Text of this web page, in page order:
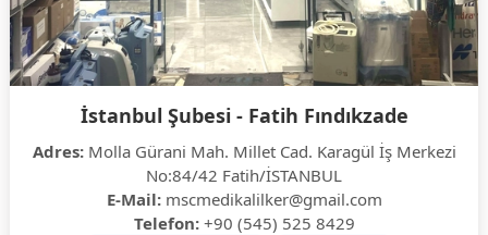
İstanbul Şubesi - Fatih Fındıkzade
Adres:Molla Gürani Mah. Millet Cad. Karagül İş Merkezi
No:84/42 Fatih/İSTANBUL
E-Mail: mscmedikalilker@gmail.com
Telefon:+90 (545) 525 8429